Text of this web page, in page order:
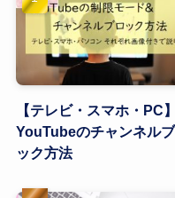
【テレビ・スマホ・PC】
YouTubeのチャンネル
ック方法